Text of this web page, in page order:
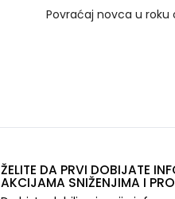
Povraćaj novca u roku
ŽELITE DA PRVI DOBIJATE
AKCIJAMA SNIŽENJIMA I